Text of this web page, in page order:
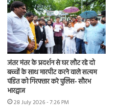
जंतर मंतर के प्रदर्शन से घर लौट रहे दो
बच्चों के साथ मारपीट करने वाले सत्यम
पंडित को गिरफ्तार करे पुलिस- सौरभ
भारद्वाज
28 July 2026 - 7:26 PM